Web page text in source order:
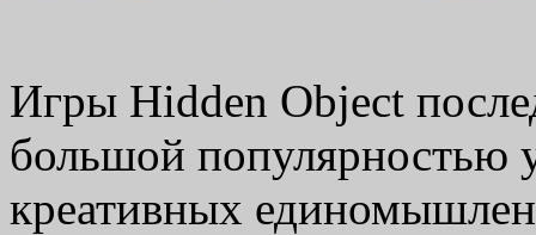
Игры Hidden Object
большой популярностью
креативных